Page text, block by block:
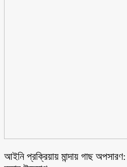
আইনি প্রক্রিয়ায় মান্দায় গাছ